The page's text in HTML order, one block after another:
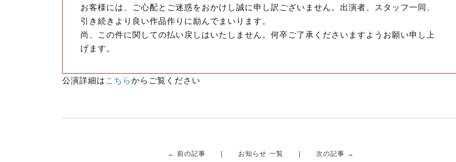
お客様には、ご心配とご迷惑をおかけし誠に申し訳ございません。出演者、スタッフ一同、
引き続きより良い作品作りに励んでまいります。
尚、この件に関しての払い戻しはいたしません。何卒ご了承くださいますようお願い申し上
げます。
公演詳細は こちらからご覧ください
← 前の記事 お知らせ 一覧 次の記事 →